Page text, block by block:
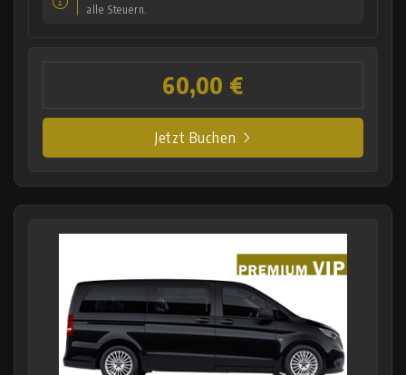
alle Steuern.
60,00 €
Jetzt Buchen